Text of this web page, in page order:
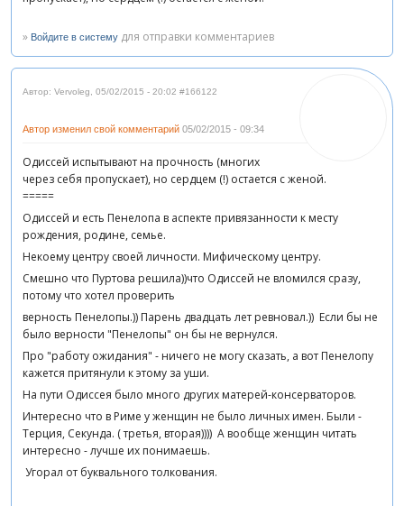
» Войдите в систему для отправки комментариев
Автор: Vervoleg 05/02/2015 - 20:02 #166122
Автор изменил свой комментарий 05/02/2015 - 09:34
Одиссей испытывают на прочность (многих
через себя пропускает), но сердцем (!) остается с женой.
=====
Одиссей и есть Пенелопа в аспекте привязанности к месту
рождения, родине, семье.
Некоему центру своей личности. Мифическому центру.
Смешно что Пуртова решила))что Одиссей не вломился сразу,
потому что хотел проверить
верность Пенелопы.)) Парень двадцать лет ревновал.)) Если бы не
было верности "Пенелопы" он бы не вернулся.
Про "работу ожидания" - ничего не могу сказать, а вот Пенелопу
кажется притянули к этому за уши.
На пути Одиссея было много других матерей-консерваторов.
Интересно что в Риме у женщин не было личных имен. Были -
Терция, Секунда. ( третья, вторая)))) А вообще женщин читать
интересно - лучше их понимаешь.
Угорал от буквального толкования.